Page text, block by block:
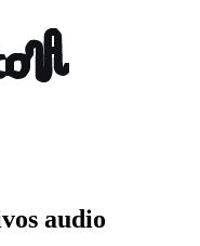
audio